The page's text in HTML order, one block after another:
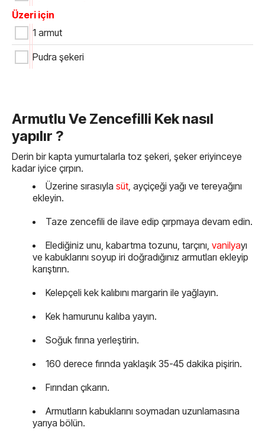
Üzeri için
1 armut
Pudra şekeri
Armutlu Ve Zencefilli Kek nasıl
yapılır ?
Derin bir kapta yumurtalarla toz şekeri, şeker eriyinceye
kadar iyice çırpın.
Üzerine sırasıyla süt, ayçiçeği yağı ve tereyağını
ekleyin.
Taze zencefili de ilave edip çırpmaya devam edin.
Elediğiniz unu, kabartma tozunu, tarçını, vanilyayı
ve kabuklarını soyup iri doğradığınız armutları ekleyip
karıştırın.
Kelepçeli kek kalıbını margarin ile yağlayın.
Kek hamurunu kalıba yayın.
Soğuk fırına yerleştirin.
160 derece fırında yaklaşık 35-45 dakika pişirin.
Fırından çıkarın.
Armutların kabuklarını soymadan uzunlamasına
yarıya bölün.